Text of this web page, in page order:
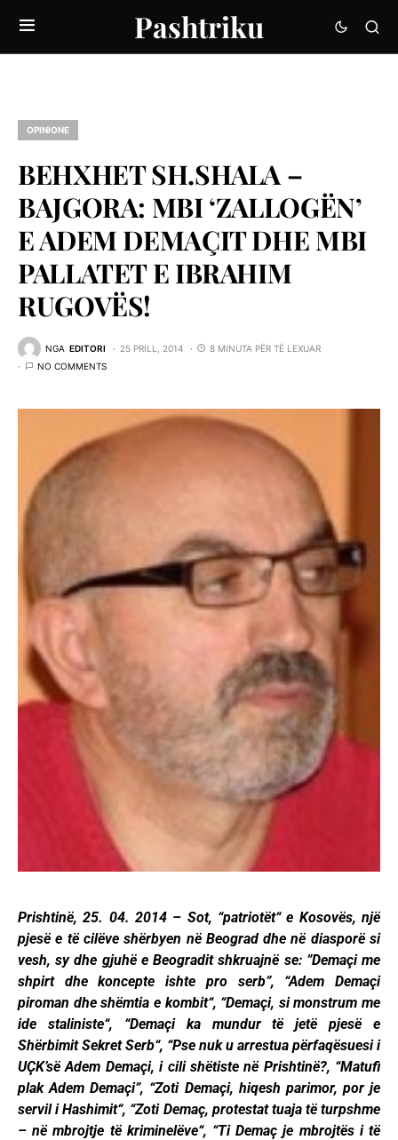
Pashtriku
OPINIONE
BEHXHET SH.SHALA –
BAJGORA: MBI ‘ZALLOGËN’
E ADEM DEMAÇIT DHE MBI
PALLATET E IBRAHIM
RUGOVËS!
NGA EDITORI 25 PRILL, 2014
8 MINUTA PËR TË LEXUAR
NO COMMENTS
Prishtinë, 25. 04. 2014 – Sot, “patriotët“ e Kosovës, një
pjesë e të cilëve shërbyen në Beograd dhe në diasporë si
vesh, sy dhe gjuhë e Beogradit shkruajnë se: ”Demaçi me
shpirt dhe koncepte ishte pro serb”, “Adem Demaçi
piroman dhe shëmtia e kombit“, “Demaçi, si monstrum me
ide staliniste“, “Demaçi ka mundur të jetë pjesë e
Shërbimit Sekret Serb“, “Pse nuk u arrestua përfaqësuesi i
UÇK’së Adem Demaçi, i cili shëtiste në Prishtinë?, “Matufi
plak Adem Demaçi”, “Zoti Demaçi, hiqesh parimor, por je
servil i Hashimit“, “Zoti Demaç, protestat tuaja të turpshme
– në mbrojtje të kriminelëve“, “Ti Demaç je mbrojtës i të